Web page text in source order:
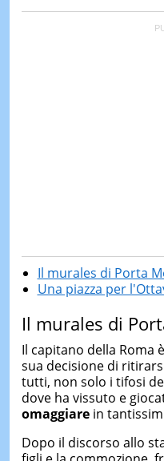
Il murales di Porta
Una piazza per
Il murales di
Il capitano della Roma
sua decisione di
tutti, non solo i tifosi
dove ha vissuto e
omaggiarein
Dopo il discorso allo